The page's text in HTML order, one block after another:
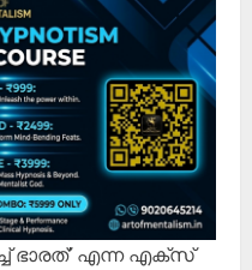
ഭാരത്’ എന്ന എക്സ്